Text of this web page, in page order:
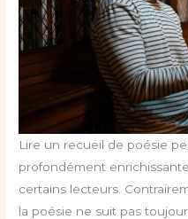
Lire un recueil de poésie
profondément
certains lecteurs.
la poésie ne suit pas